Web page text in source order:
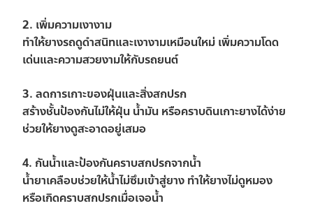
2. เพิ่มความเงางาม
ทำให้ยางรถดูดำสนิทและเงางามเหมือนใหม่ เพิ่มความโดด
เด่นและความสวยงามให้กับรถยนต์
3. ลดการเกาะของฝุ่นและสิ่งสกปรก
สร้างชั้นป้องกันไม่ให้ฝุ่น น้ำมัน หรือคราบดินเกาะยางได้ง่าย
ช่วยให้ยางดูสะอาดอยู่เสมอ
4. กันน้ำและป้องกันคราบสกปรกจากน้ำ
น้ำยาเคลือบช่วยให้น้ำไม่ซึมเข้าสู่ยาง ทำให้ยางไม่ดูหมอง
หรือเกิดคราบสกปรกเมื่อเจอน้ำ